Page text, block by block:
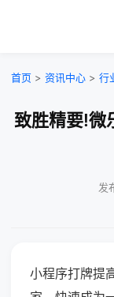
首页 > 资讯中心 > 行
致胜精要!微
发
小程序打牌提